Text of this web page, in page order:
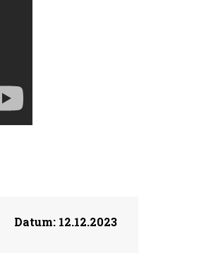
Datum:12.12.2023